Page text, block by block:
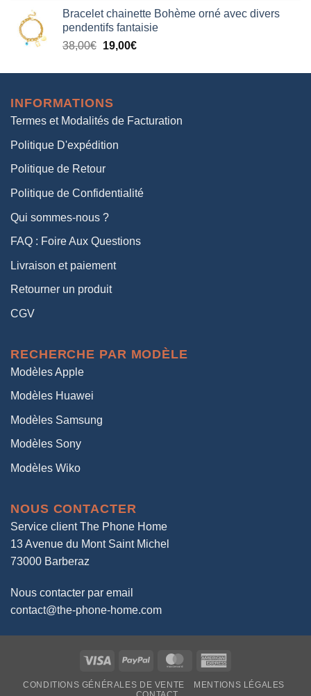
initial
était :
38,00€.
actuel
est :
19,00€.
Bracelet chainette Bohème orné avec divers
pendentifs fantaisie
38,00€ Le
initial
38,00€.
19,00€Le
actuel
INFORMATIONS
Termes et Modalités de Facturation
Politique D'expédition
Politique de Retour
Politique de Confidentialité
Qui sommes-nous ?
FAQ : Foire Aux Questions
Livraison et paiement
Retourner un produit
CGV
RECHERCHE PAR MODÈLE
Modèles Apple
Modèles Huawei
Modèles Samsung
Modèles Sony
Modèles Wiko
NOUS CONTACTER
Service client The Phone Home
13 Avenue du Mont Saint Michel
73000 Barberaz
Nous contacter par email
contact@the-phone-home.com
Visa PayPal MasterCard
CONDITIONS GÉNÉRALES DE VENTE
MENTIONS LÉGALES